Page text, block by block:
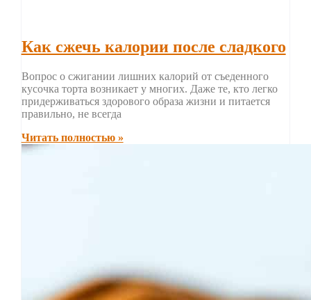
Как сжечь калории после сладкого
Вопрос о сжигании лишних калорий от съеденного
кусочка торта возникает у многих. Даже те, кто легко
придерживаться здорового образа жизни и питается
правильно, не всегда
Читать полностью »